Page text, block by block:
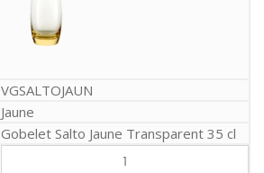
VGSALTOJAUN
Jaune
Gobelet Salto Jaune Transparent 35 cl